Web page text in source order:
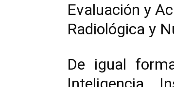
Evaluación y
Radiológica y
De igual